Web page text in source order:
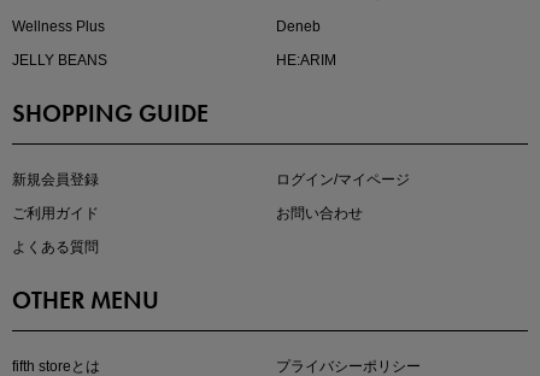
大人の着映えアイテム5選
Wellness Plus
Deneb
JELLY BEANS
HE:ARIM
SHOPPING GUIDE
新規会員登録
ログイン/マイページ
ご利用ガイド
お問い合わせ
よくある質問
OTHER MENU
fifth storeとは
プライバシーポリシー